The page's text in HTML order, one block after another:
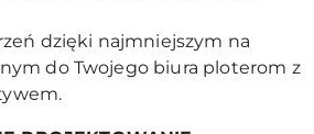
dzięki najmniejszym na
do Twojego biura ploterom z